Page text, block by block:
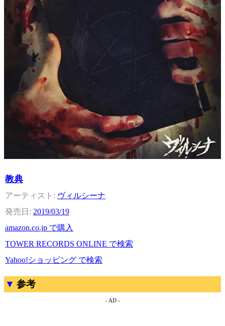
教典
ヴィルシーナ
2019/03/19
amazon.co.jp で購入
TOWER RECORDS ONLINE で検索
Yahoo!ショッピング で検索
参考
- AD -